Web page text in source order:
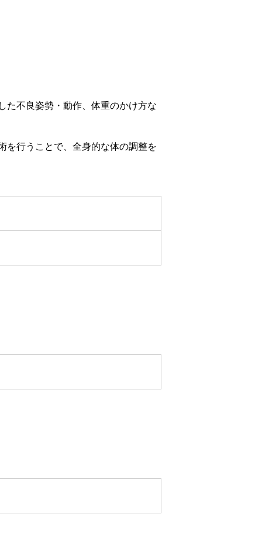
た不良姿勢・動作、体重のかけ方な
を行うことで、全身的な体の調整を